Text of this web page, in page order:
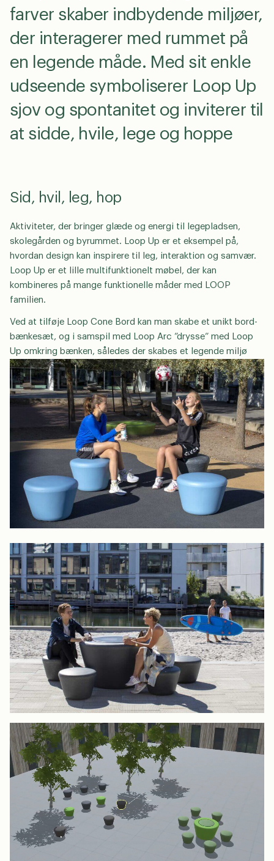
farver skaber indbydende miljøer,
der interagerer med rummet på
en legende måde. Med sit enkle
udseende symboliserer Loop Up
sjov og spontanitet og inviterer til
at sidde, hvile, lege og hoppe
Sid, hvil, leg, hop
Aktiviteter, der bringer glæde og energi til legepladsen,
skolegården og byrummet. Loop Up er et eksempel på,
hvordan design kan inspirere til leg, interaktion og samvær.
Loop Up er et lille multifunktionelt møbel, der kan
kombineres på mange funktionelle måder med LOOP
familien.
Ved at tilføje Loop Cone Bord kan man skabe et unikt bord-
bænkesæt, og i samspil med Loop Arc ”drysse” med Loop
Up omkring bænken, således der skabes et legende miljø